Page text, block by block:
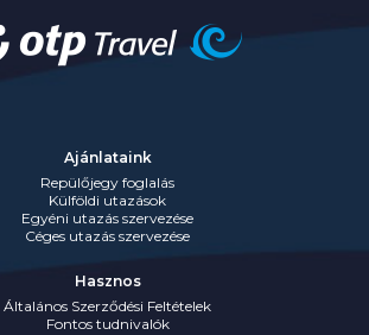
Ajánlataink
Repülőjegy foglalás
Külföldi utazások
Egyéni utazás szervezése
Céges utazás szervezése
Hasznos
Általános Szerződési Feltételek
Fontos tudnivalók